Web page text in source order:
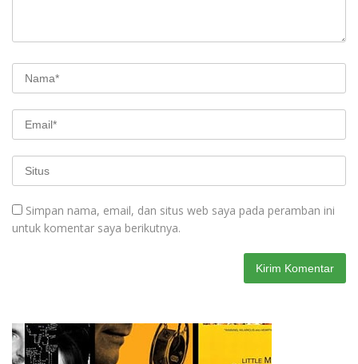
Simpan nama, email, dan situs web saya pada peramban ini
untuk komentar saya berikutnya.